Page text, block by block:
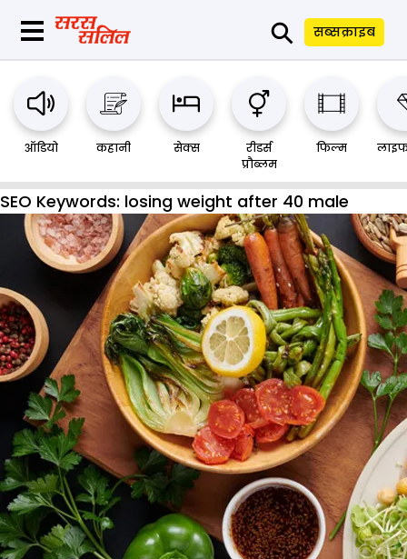
⚲ सब्सक्राइब
ऑडियो कहानी सेक्स
रीडर्स
प्रौब्लम
फिल्म
SEO Keywords: losing weight after 40 male